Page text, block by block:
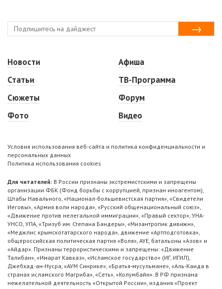
Новости
Статьи
Сюжеты
Фото
Афиша
ТВ-Программа
Форум
Видео
Условия использования веб-сайта и политика конфиденциальности и
персональных данных
Политика использования cookies
Для читателей: В России признаны экстремистскими и запрещены
организации ФБК (Фонд борьбы с коррупцией, признан иноагентом),
Штабы Навального, «Национал-большевистская партия», «Свидетели
Иеговы», «Армия воли народа», «Русский общенациональный союз»,
«Движение против нелегальной иммиграции», «Правый сектор», УНА-
УНСО, УПА, «Тризуб им. Степана Бандеры», «Мизантропик дивижн»,
«Меджлис крымскотатарского народа», движение «Артподготовка»,
общероссийская политическая партия «Воля», АУЕ, батальоны «Азов» и
«Айдар». Признаны террористическими и запрещены: «Движение
Талибан», «Имарат Кавказ», «Исламское государство» (ИГ, ИГИЛ),
Джебхад-ан-Нусра, «АУМ Синрике», «Братья-мусульмане», «Аль-Каида в
странах исламского Магриба», «Сеть», «Колумбайн». В РФ признана
нежелательной деятельность «Открытой России», издания «Проект